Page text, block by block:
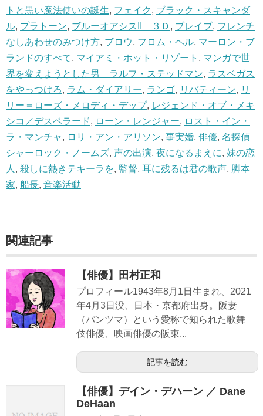
トと黒い魔法使いの誕生, フェイク , ブラック・スキャンダ
ル, プラトーン, ブルーオアシスII ３Ｄ , ブレイブ, フレンチ
なしあわせのみつけ方, ブロウ, フロム・ヘル, マーロン・ブ
ランドのすべて, マイアミ・ホット・リゾート , マンガで世
界を変えようとした男 ラルフ・ステッドマン, ラスベガス
をやっつけろ, ラム・ダイアリー, ランゴ, リバティーン, リ
リー＝ローズ・メロディ・デップ, レジェンド・オブ・メキ
シコ／デスペラード, ローン・レンジャー, ロスト・イン・
ラ・マンチャ, ロリ・アン・アリソン, 事実婚, 俳優, 名探偵
シャーロック・ノームズ, 声の出演, 夜になるまえに, 妹の恋
人 , 殺しに熱きテキーラを, 監督, 耳に残るは君の歌声, 脚本
家, 船長, 音楽活動
関連記事
【俳優】田村正和
プロフィール1943年8月1日生まれ、2021
年4月3日没、日本・京都府出身。阪妻
（バンツマ）という愛称で知られた歌舞
伎俳優、映画俳優の阪東...
記事を読む
【俳優】デイン・デハーン ／ Dane
DeHaan